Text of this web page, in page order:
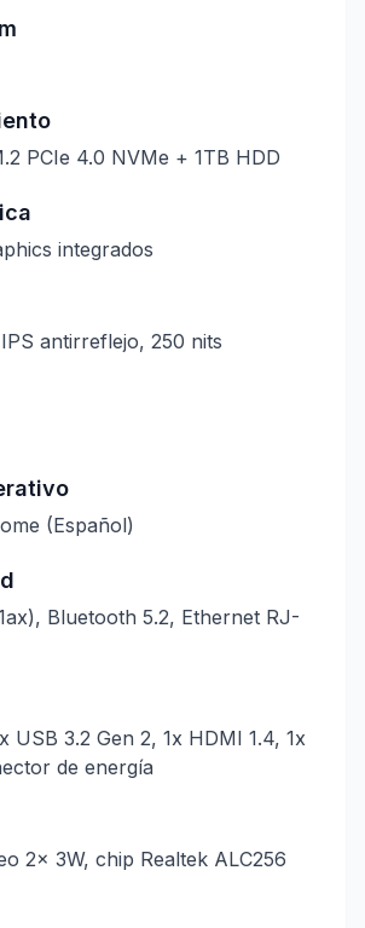
PCIe 4.0 NVMe + 1TB HDD
integrados
antirreflejo, 250 nits
(Español)
Bluetooth 5.2, Ethernet RJ-
USB 3.2 Gen 2, 1x HDMI 1.4, 1x
de energía
2x 3W, chip Realtek ALC256